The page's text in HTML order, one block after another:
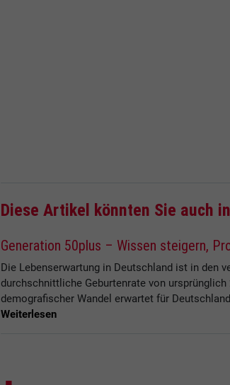
Diese Artikel könnten Sie auch
Generation 50plus – Wissen steigern,
Die Lebenserwartung in Deutschland ist in den
durchschnittliche Geburtenrate von
demografischer Wandel erwartet für
Weiterlesen